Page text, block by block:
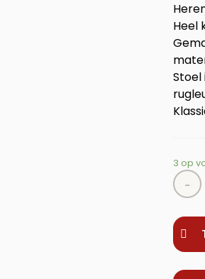
Heel
3 op
-
aantal